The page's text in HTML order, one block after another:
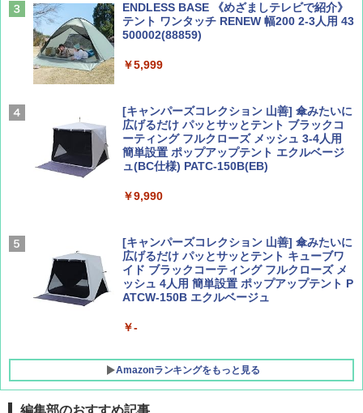
AIRLINE（エアライン）2026年9月号【特
集】ボーイング110周年を祝して！
￥1,760
ァキア 2026～2027 地球の歩き方A ヨーロッ
￥2,277
新しい日本地理 地図・統計・移動から読み
解く (講談社現代新書)
￥1,540
ENDLESS BASE 《めざましテレビで紹介》
テント ワンタッチ RENEW 幅200 2-3人用 43
500002(88859)
￥5,999
[キャンパーズコレクション 山善] 傘みたいに
広げるだけ パッとサッとテント ブラックコ
ーティング フルクローズ メッシュ 3-4人用
簡単設置 ポップアップテント エクルベージ
ュ(BC仕様) PATC-150B(EB)
￥9,990
[キャンパーズコレクション 山善] 傘みたいに
広げるだけ パッとサッとテント キューブワ
イド ブラックコーティング フルクローズ メ
ッシュ 4人用 簡単設置 ポップアップテント P
ATCW-150B エクルベージュ
￥-
Amazonランキングをもっと見る
編集部のおすすめ記事